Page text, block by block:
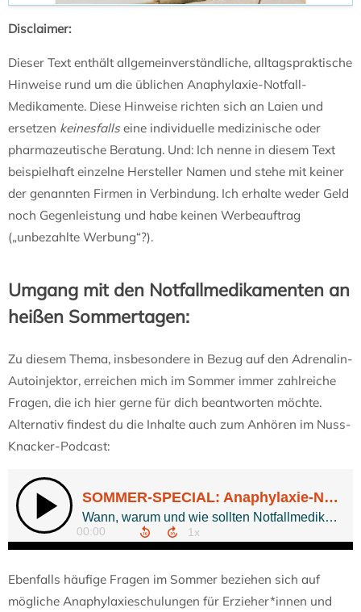
Disclaimer:
Dieser Text enthält allgemeinverständliche, alltagspraktische
Hinweise rund um die üblichen Anaphylaxie-Notfall-
Medikamente. Diese Hinweise richten sich an Laien und
ersetzen keinesfallseine individuelle medizinische oder
pharmazeutische Beratung. Und: Ich nenne in diesem Text
beispielhaft einzelne Hersteller Namen und stehe mit keiner
der genannten Firmen in Verbindung. Ich erhalte weder Geld
noch Gegenleistung und habe keinen Werbeauftrag
(„unbezahlte Werbung“?).
Umgang mit den Notfallmedikamenten an
heißen Sommertagen:
Zu diesem Thema, insbesondere in Bezug auf den Adrenalin-
Autoinjektor, erreichen mich im Sommer immer zahlreiche
Fragen, die ich hier gerne für dich beantworten möchte.
Alternativ findest du die Inhalte auch zum Anhören im Nuss-
Knacker-Podcast:
Ebenfalls häufige Fragen im Sommer beziehen sich auf
mögliche Anaphylaxieschulungen für Erzieher*innen und